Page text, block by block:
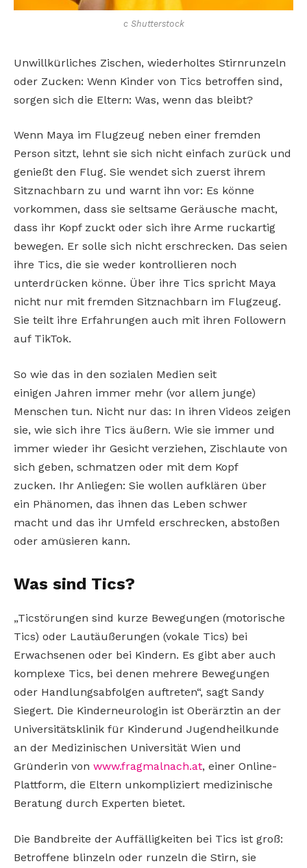
c Shutterstock
Unwillkürliches Zischen, wiederholtes Stirnrunzeln
oder Zucken: Wenn Kinder von Tics betroffen sind,
sorgen sich die Eltern: Was, wenn das bleibt?
Wenn Maya im Flugzeug neben einer fremden
Person sitzt, lehnt sie sich nicht einfach zurück und
genießt den Flug. Sie wendet sich zuerst ihrem
Sitznachbarn zu und warnt ihn vor: Es könne
vorkommen, dass sie seltsame Geräusche macht,
dass ihr Kopf zuckt oder sich ihre Arme ruckartig
bewegen. Er solle sich nicht erschrecken. Das seien
ihre Tics, die sie weder kontrollieren noch
unterdrücken könne. Über ihre Tics spricht Maya
nicht nur mit fremden Sitznachbarn im Flugzeug.
Sie teilt ihre Erfahrungen auch mit ihren Followern
auf TikTok.
So wie das in den sozialen Medien seit
einigen Jahren immer mehr (vor allem junge)
Menschen tun. Nicht nur das: In ihren Videos zeigen
sie, wie sich ihre Tics äußern. Wie sie immer und
immer wieder ihr Gesicht verziehen, Zischlaute von
sich geben, schmatzen oder mit dem Kopf
zucken. Ihr Anliegen: Sie wollen aufklären über
ein Phänomen, das ihnen das Leben schwer
macht und das ihr Umfeld erschrecken, abstoßen
oder amüsieren kann.
Was sind Tics?
„Ticstörungen sind kurze Bewegungen (motorische
Tics) oder Lautäußerungen (vokale Tics) bei
Erwachsenen oder bei Kindern. Es gibt aber auch
komplexe Tics, bei denen mehrere Bewegungen
oder Handlungsabfolgen auftreten“, sagt Sandy
Siegert. Die Kinderneurologin ist Oberärztin an der
Universitätsklinik für Kinderund Jugendheilkunde
an der Medizinischen Universität Wien und
Gründerin von www.fragmalnach.at, einer Online-
Plattform, die Eltern unkompliziert medizinische
Beratung durch Experten bietet.
Die Bandbreite der Auffälligkeiten bei Tics ist groß:
Betroffene blinzeln oder runzeln die Stirn, sie